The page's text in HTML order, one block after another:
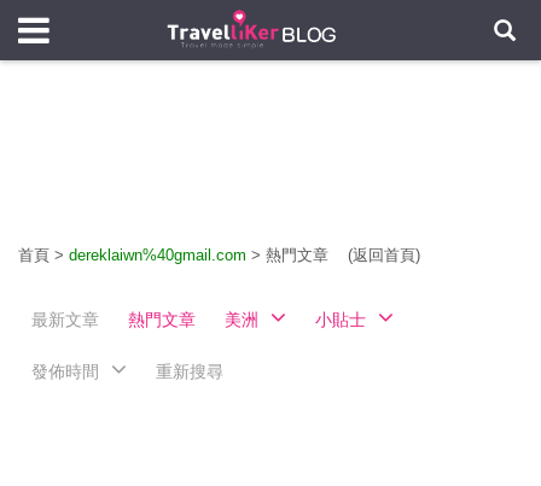
首頁 > dereklaiwn%40gmail.com > 熱門文章 (返回首頁)
最新文章 熱門文章 美洲 小貼士
發佈時間 重新搜尋